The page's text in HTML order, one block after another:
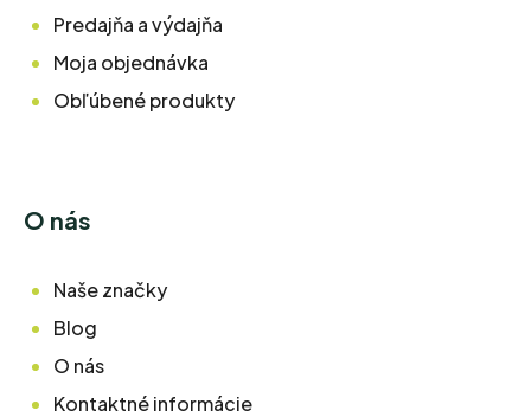
Predajňa a výdajňa
Moja objednávka
Obľúbené produkty
O nás
Naše značky
Blog
O nás
Kontaktné informácie